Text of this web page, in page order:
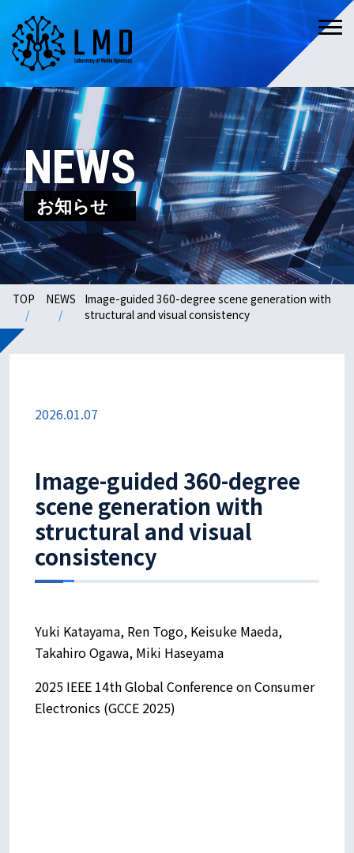
NEWS
お知らせ
TOP NEWS
Image-guided 360-degree scene generation with
structural and visual consistency
2026.01.07
Image-guided 360-degree
scene generation with
structural and visual
consistency
Yuki Katayama, Ren Togo, Keisuke Maeda,
Takahiro Ogawa, Miki Haseyama
2025 IEEE 14th Global Conference on Consumer
Electronics (GCCE 2025)